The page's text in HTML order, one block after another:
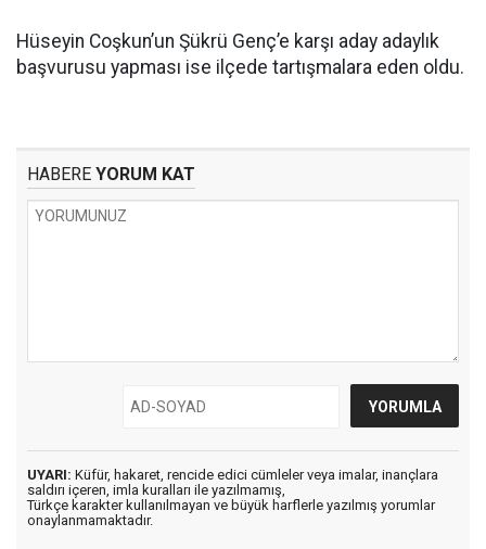
Hüseyin Coşkun’un Şükrü Genç’e karşı aday adaylık
başvurusu yapması ise ilçede tartışmalara eden oldu.
HABERE YORUM KAT
UYARI: Küfür, hakaret, rencide edici cümleler veya imalar, inançlara
saldırı içeren, imla kuralları ile yazılmamış,
Türkçe karakter kullanılmayan ve büyük harflerle yazılmış yorumlar
onaylanmamaktadır.